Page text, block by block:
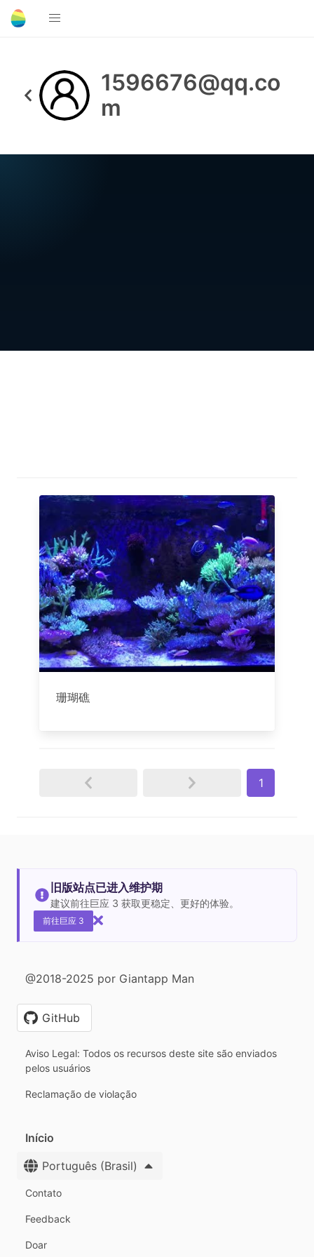
1596676@qq.co
m
珊瑚礁
1
旧版站点已进入维护期
建议前往巨应 3 获取更稳定、更好的体验。
前往巨应 3
@2018-2025 por Giantapp Man
GitHub
Aviso Legal: Todos os recursos deste site são enviados
pelos usuários
Reclamação de violação
Início
Português (Brasil)
Contato
Feedback
Doar